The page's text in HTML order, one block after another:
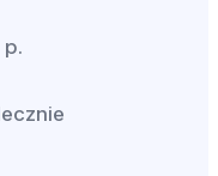
p.